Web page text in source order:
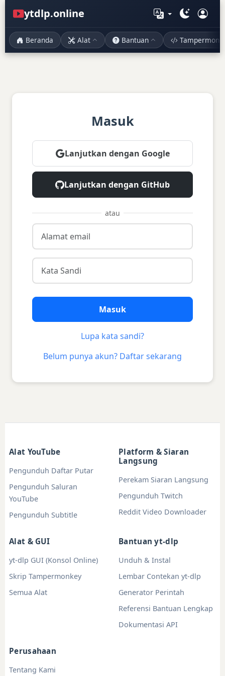
ytdlp.online
Beranda Alat Bantuan
Masuk
Lanjutkan dengan Google
Lanjutkan dengan GitHub
atau
Masuk
Lupa kata sandi?
Belum punya akun? Daftar sekarang
Alat YouTube
Pengunduh Daftar Putar
Pengunduh Saluran
YouTube
Pengunduh Subtitle
Platform & Siaran
Langsung
Perekam Siaran Langsung
Pengunduh Twitch
Reddit Video Downloader
Alat & GUI
yt-dlp GUI (Konsol Online)
Skrip Tampermonkey
Semua Alat
Bantuan yt-dlp
Unduh & Instal
Lembar Contekan yt-dlp
Generator Perintah
Referensi Bantuan Lengkap
Dokumentasi API
Perusahaan
Tentang Kami